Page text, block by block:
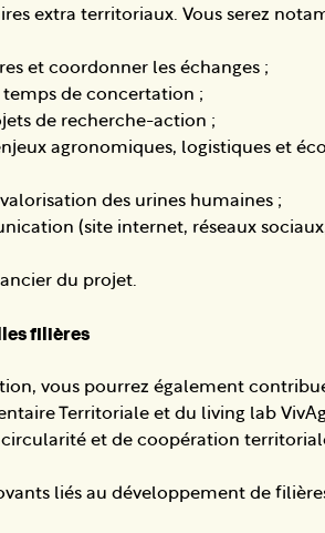
extra territoriaux. Vous serez
et coordonner les échanges ;
temps de concertation ;
de recherche-action ;
agronomiques, logistiques et
des urines humaines ;
(site internet, réseaux
du projet.
filières
vous pourrez également
Territoriale et du living lab
et de coopération
liés au développement de